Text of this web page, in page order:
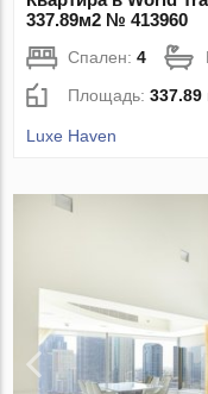
337.89м2 № 413960
Спален:4
Площадь:337.89
Luxe Haven